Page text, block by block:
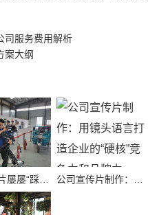
司服务费用解析
案大纲